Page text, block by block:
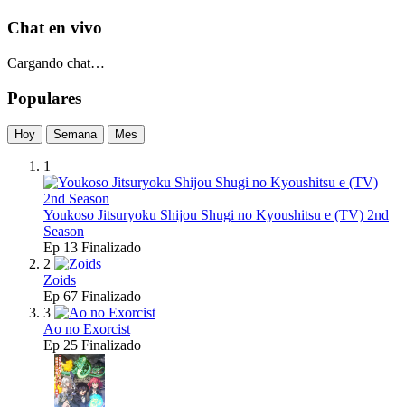
Chat en vivo
Cargando chat…
Populares
Hoy Semana Mes
1
Youkoso Jitsuryoku Shijou Shugi no Kyoushitsu e (TV) 2nd
Season
Ep 13 Finalizado
2
Zoids
Ep 67 Finalizado
3
Ao no Exorcist
Ep 25 Finalizado